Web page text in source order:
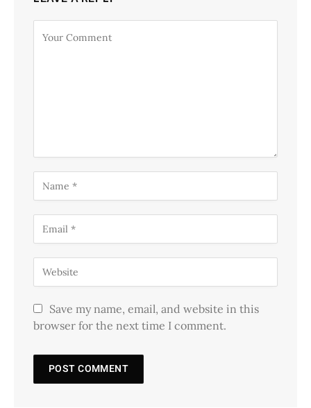
Save my name, email, and website in this
browser for the next time I comment.